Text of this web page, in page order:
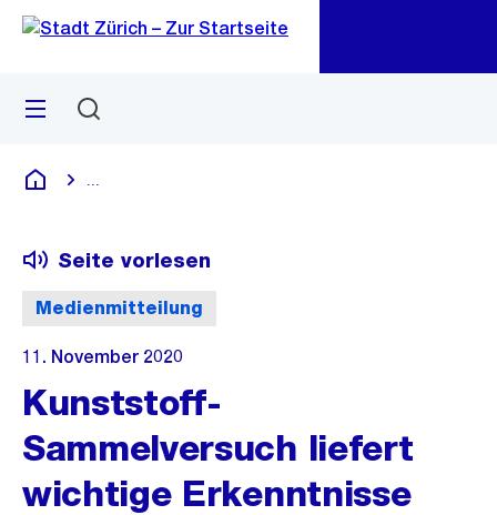
Navigation
Sprunglink
Menü
Deutsch
Medienmitteilung
Seite vorlesen
11. November 2020
Kunststoff-
Sammelversuch liefert
wichtige Erkenntnisse